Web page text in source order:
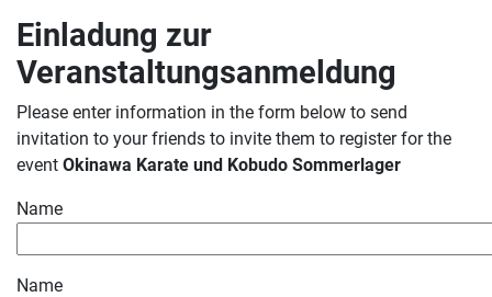
Einladung zur
Veranstaltungsanmeldung
Please enter information in the form below to send
invitation to your friends to invite them to register for the
event Okinawa Karate und Kobudo Sommerlager
Name
Name